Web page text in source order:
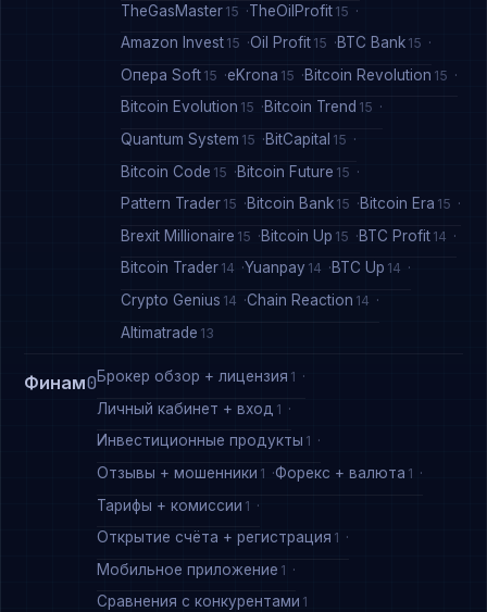
TheGasMaster 15 TheOilProfit 15
Amazon Invest 15 Oil Profit 15 BTC Bank 15
Опера Soft 15 eKrona 15 Bitcoin Revolution 15
Bitcoin Evolution 15 Bitcoin Trend 15
Quantum System 15 BitCapital 15
Bitcoin Code 15 Bitcoin Future 15
Pattern Trader 15 Bitcoin Bank 15 Bitcoin Era 15
Brexit Millionaire 15 Bitcoin Up 15 BTC Profit 14
Bitcoin Trader 14 Yuanpay 14 BTC Up 14
Crypto Genius 14 Chain Reaction 14
Altimatrade 13
Финам0Брокер обзор + лицензия 1
Личный кабинет + вход 1
Инвестиционные продукты 1
Отзывы + мошенники 1 Форекс + валюта 1
Тарифы + комиссии 1
Открытие счёта + регистрация 1
Мобильное приложение 1
Сравнения с конкурентами 1